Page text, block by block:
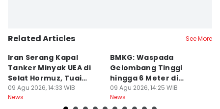
Related Articles See More
Iran Serang Kapal
Tanker Minyak UEA di
Selat Hormuz, Tuai
Kecaman
09 Agu 2026, 14:33 WIB
News
BMKG: Waspada
Gelombang Tinggi
hingga 6 Meter di
Beberapa Perairan RI
09 Agu 2026, 14:25 WIB
News